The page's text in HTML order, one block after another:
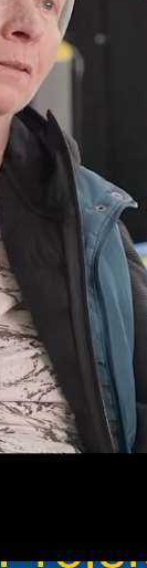
eines
wir durch die
von ihnen
die Menschen,